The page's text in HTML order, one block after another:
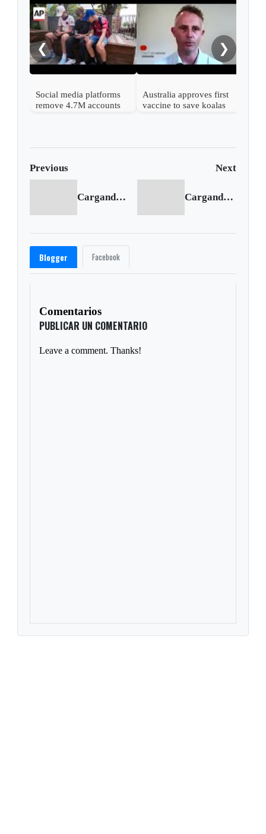
❮
Social media platforms
remove 4.7M accounts
Australia approves first
vaccine to save koalas
❯
Previous Next
Cargando anterior... Cargando siguiente...
Blogger Facebook
Comentarios
PUBLICAR UN COMENTARIO
Leave a comment. Thanks!